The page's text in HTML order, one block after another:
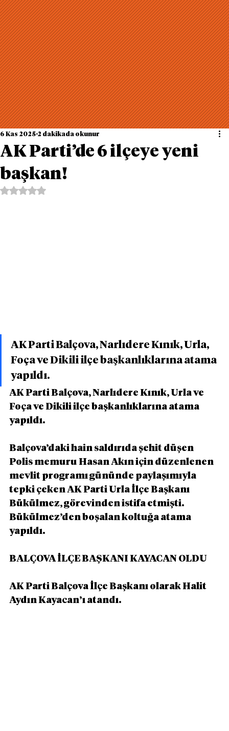
AK Parti’de 6 ilçeye yeni
başkan!
6 Kas 2025 2 dakikada okunur
5 üzerinden NaN yıldız
AK Parti Balçova, Narlıdere Kınık, Urla,
Foça ve Dikili ilçe başkanlıklarına atama
yapıldı.
AK Parti Balçova, Narlıdere Kınık, Urla ve
Foça ve Dikili ilçe başkanlıklarına atama
yapıldı.
Balçova’daki hain saldırıda şehit düşen
Polis memuru Hasan Akın için düzenlenen
mevlit programı gününde paylaşımıyla
tepki çeken AK Parti Urla İlçe Başkanı
Bükülmez, görevinden istifa etmişti.
Bükülmez’den boşalan koltuğa atama
yapıldı.
BALÇOVA İLÇE BAŞKANI KAYACAN OLDU
AK Parti Balçova İlçe Başkanı olarak Halit
Aydın Kayacan’ı atandı.